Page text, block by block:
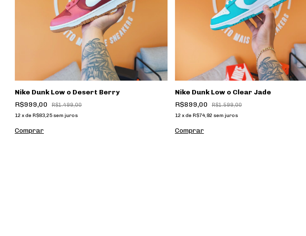
Nike Dunk Low o Desert Berry
R$999,00
R$1.499,00
12 x de R$83,25 sem juros
Comprar
Nike Dunk Low o Clear Jade
R$899,00
R$1.599,00
12 x de R$74,92 sem juros
Comprar